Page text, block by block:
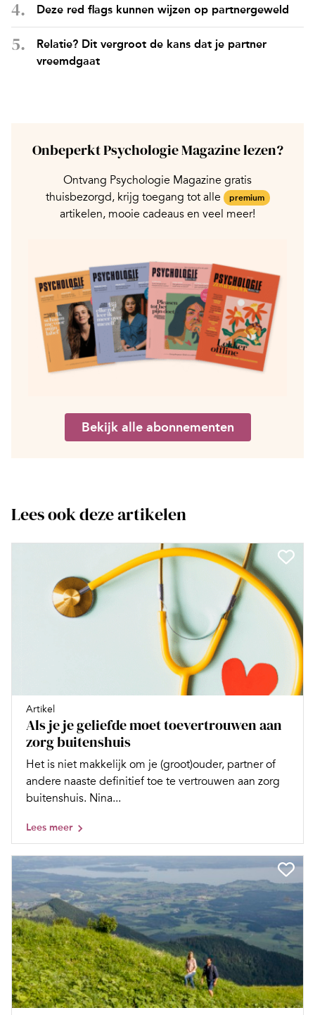
Deze red flags kunnen wijzen op partnergeweld
Relatie? Dit vergroot de kans dat je partner
vreemdgaat
Onbeperkt Psychologie Magazine lezen?
Ontvang Psychologie Magazine gratis
thuisbezorgd, krijg toegang tot alle
premium
artikelen, mooie cadeaus en veel meer!
Bekijk alle abonnementen
Lees ook deze artikelen
Artikel
Als je je geliefde moet toevertrouwen aan
zorg buitenshuis
Het is niet makkelijk om je (groot)ouder, partner of
andere naaste definitief toe te vertrouwen aan zorg
buitenshuis. Nina...
Lees meer